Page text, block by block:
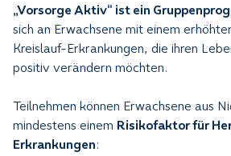
„Vorsorge Aktiv“ ist ein
sich an Erwachsene mit einem
Kreislauf-Erkrankungen, die ihren
positiv verändern möchten.
Teilnehmen können Erwachsene aus
mindestens einem Risikofaktor für
Erkrankungen: